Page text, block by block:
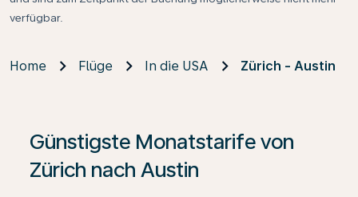
verfügbar.
Home Flüge In die USA Zürich - Austin
Günstigste Monatstarife von
Zürich nach Austin
Wenn keine Ergebnisse gefunden wurden, klicken